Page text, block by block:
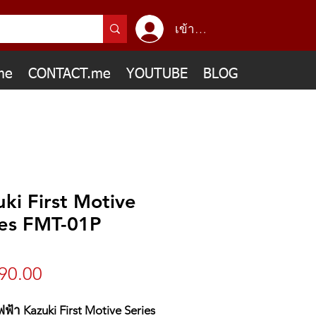
เข้าสู่ระบบ
CONTACT.me YOUTUBE BLOG
First Motive
FMT-01P
า Kazuki First Motive Series